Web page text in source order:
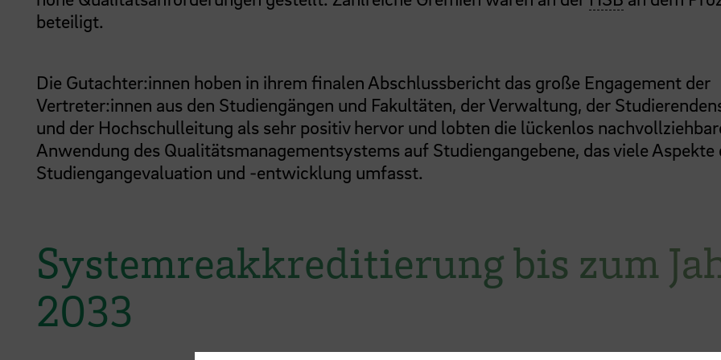
beteiligt.
Die Gutachter:innen hoben in ihrem finalen Abschlussbericht das große Engagement der
Vertreter:innen aus den Studiengängen und Fakultäten, der Verwaltung, der
und der Hochschulleitung als sehr positiv hervor und lobten die lückenlos
Anwendung des Qualitätsmanagementsystems auf Studiengangebene, das viele Aspekte
Studiengangevaluation und -entwicklung umfasst.
Systemreakkreditierung bis zum
2033